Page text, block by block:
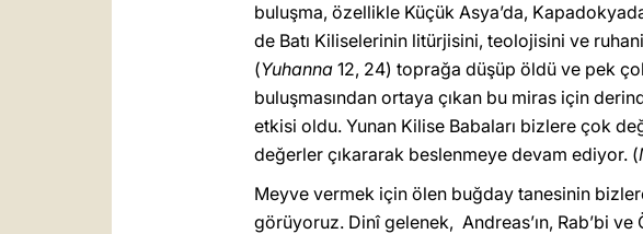
buluşma, özellikle Küçük Asya’da,
de Batı Kiliselerinin litürjisini, teolojisini ve
(Yuhanna 12, 24) toprağa düşüp öldü ve pek
buluşmasından ortaya çıkan bu miras için
etkisi oldu. Yunan Kilise Babaları bizlere çok
değerler çıkararak beslenmeye devam ediyor. (
Meyve vermek için ölen buğday tanesinin
görüyoruz. Dinî gelenek, Andreas’ın, Rab’bi ve